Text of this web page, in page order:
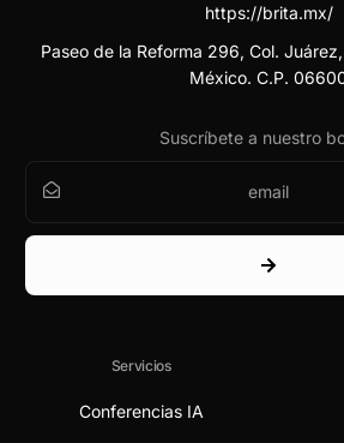
https://brita.mx/
Paseo de la Reforma 296, Col.
México. C.P.
Suscríbete a nuestro
Servicios
Conferencias IA